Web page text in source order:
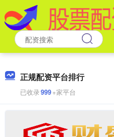
正规配资平台排行
已收录999+家平台